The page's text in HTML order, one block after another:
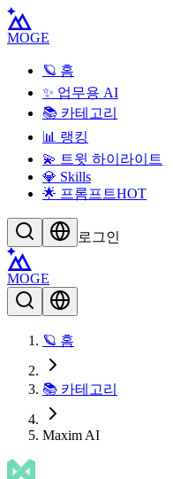
MOGE
🪐 홈
✨ 업무용 AI
📚 카테고리
📊 랭킹
💫 트윗 하이라이트
💎 Skills
🌟 프롬프트HOT
로그인
MOGE
🪐 홈
📚 카테고리
Maxim AI